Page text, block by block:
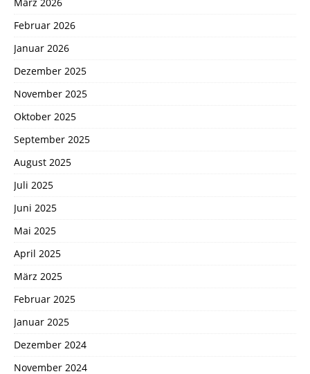
Februar 2026
Januar 2026
Dezember 2025
November 2025
Oktober 2025
September 2025
August 2025
Juli 2025
Juni 2025
Mai 2025
April 2025
März 2025
Februar 2025
Januar 2025
Dezember 2024
November 2024